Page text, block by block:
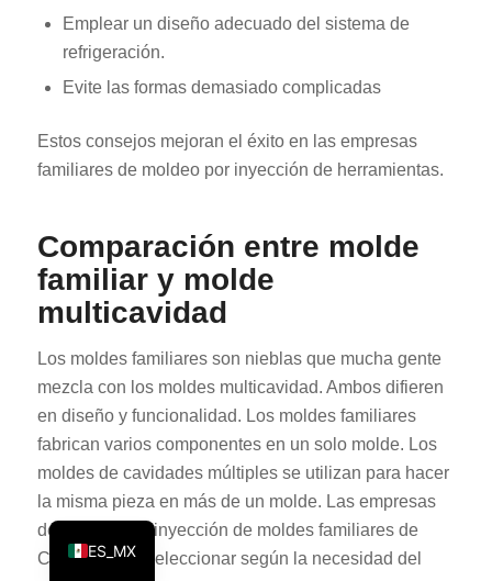
Emplear un diseño adecuado del sistema de
refrigeración.
Evite las formas demasiado complicadas
Estos consejos mejoran el éxito en las empresas
familiares de moldeo por inyección de herramientas.
Comparación entre molde
familiar y molde
multicavidad
Los moldes familiares son nieblas que mucha gente
mezcla con los moldes multicavidad. Ambos difieren
en diseño y funcionalidad. Los moldes familiares
fabrican varios componentes en un solo molde. Los
moldes de cavidades múltiples se utilizan para hacer
la misma pieza en más de un molde. Las empresas
de moldeo por inyección de moldes familiares de
China suelen seleccionar según la necesidad del
ES_MX
IT
FR
DE
RU
PL
TR
JA
PT
CS